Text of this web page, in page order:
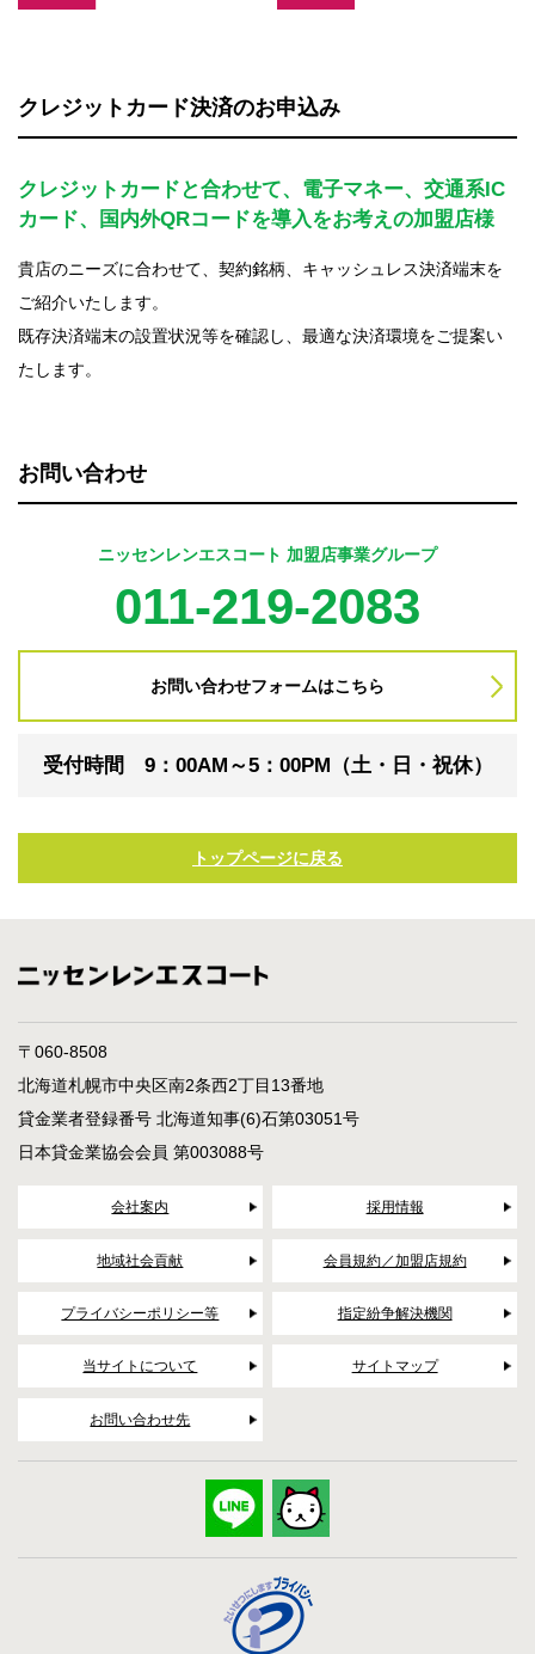
クレジットカード決済のお申込み
クレジットカードと合わせて、電子マネー、交通系IC
カード、
国内外QRコードを導入をお考えの加盟店様
貴店のニーズに合わせて、契約銘柄、キャッシュレス決済端末を
ご紹介いたします。
既存決済端末の設置状況等を確認し、最適な決済環境をご提案い
たします。
お問い合わせ
ニッセンレンエスコート 加盟店事業グループ
011-219-2083
お問い合わせフォームはこちら
受付時間 9：00AM～5：00PM（土・日・祝休）
トップページに戻る
〒060-8508
北海道札幌市中央区南2条西2丁目13番地
貸金業者登録番号 北海道知事(6)石第03051号
日本貸金業協会会員 第003088号
会社案内 採用情報
地域社会貢献 会員規約／加盟店規約
プライバシーポリシー等 指定紛争解決機関
当サイトについて サイトマップ
お問い合わせ先